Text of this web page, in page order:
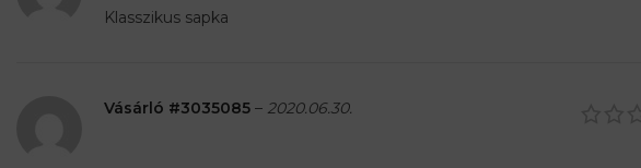
Klasszikus sapka
Vásárló #3035085 – 2020.06.30.